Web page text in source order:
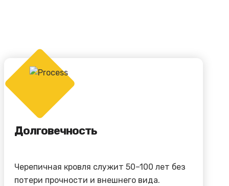
Долговечность
Черепичная кровля служит 50–100 лет без
потери прочности и внешнего вида.